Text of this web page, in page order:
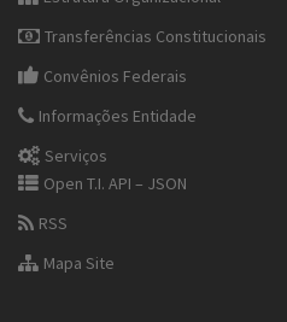
Transferências Constitucionais
Convênios Federais
Informações Entidade
Serviços
Open T.I. API – JSON
RSS
Mapa Site